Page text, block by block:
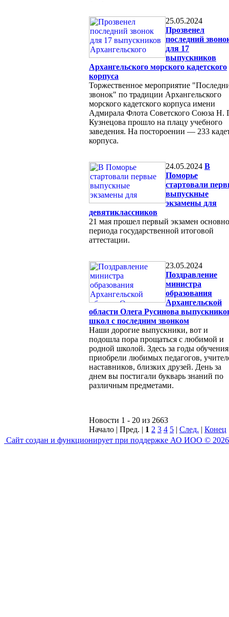
25.05.2024
Прозвенел
последний
для 17
выпускников
Архангельского морского кадетского
корпуса
Торжественное мероприятие
звонок" по традиции Архангельского
морского кадетского корпуса имени
Адмирала Флота Советского Союза Н.
Кузнецова прошло на плацу учебного
заведения. На постороении — 233
корпуса.
24.05.2024 В
Поморье
стартовали
выпускные
экзамены для
девятиклассников
21 мая прошел первый экзамен
периода государственной итоговой
аттестации.
23.05.2024
Поздравление
министра
образования
Архангельской
области Олега Русинова
школ с последним звонком
Наши дорогие выпускники, вот и
подошла пора прощаться с любимой и
родной школой. Здесь за годы обучения
приобрели любимых педагогов,
наставников, близких друзей. День за
днем вы постигали букварь знаний по
различным предметами.
Новости 1 - 20 из 2663
Начало | Пред. | 1 2 3 4 5 | След. | Конец
Сайт создан и функционирует при поддержке АО ИОО © 2026